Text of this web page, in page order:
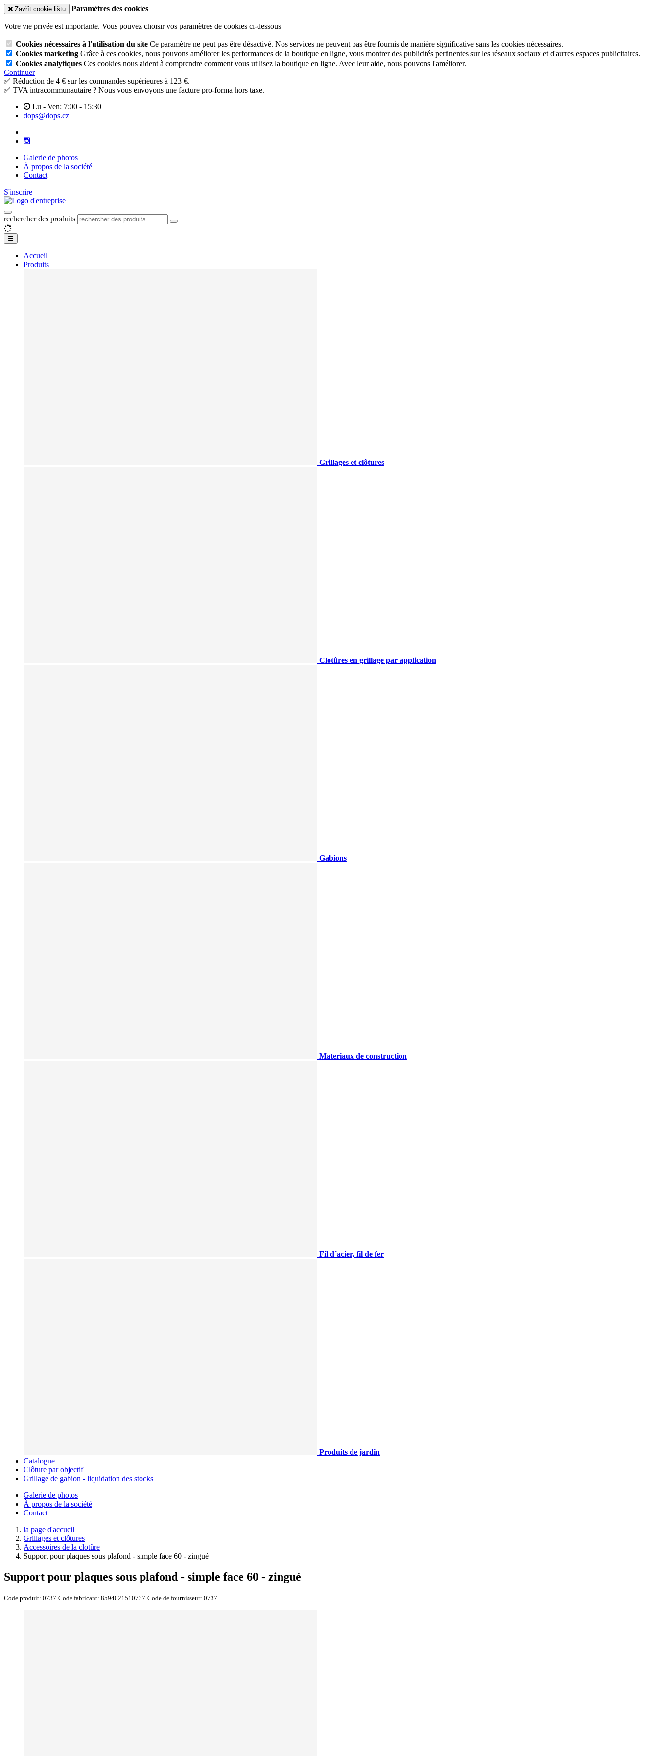
Zavřít cookie lištu Paramètres des cookies
Votre vie privée est importante. Vous pouvez choisir vos paramètres de cookies ci-dessous.
Cookies nécessaires à l'utilisation du site Ce paramètre ne peut pas être désactivé. Nos services ne peuvent pas être fournis de manière significative sans les cookies nécessaires.
Cookies marketing Grâce à ces cookies, nous pouvons améliorer les performances de la boutique en ligne, vous montrer des publicités pertinentes sur les réseaux sociaux et d'autres espaces publicitaires.
Cookies analytiques Ces cookies nous aident à comprendre comment vous utilisez la boutique en ligne. Avec leur aide, nous pouvons l'améliorer.
Continuer
✅ Réduction de 4 € sur les commandes supérieures à 123 €.
✅ TVA intracommunautaire ? Nous vous envoyons une facture pro-forma hors taxe.
Lu - Ven: 7:00 - 15:30
dops@dops.cz
Galerie de photos
À propos de la société
Contact
S'inscrire
rechercher des produits
☰
Accueil
Produits
Grillages et clôtures
Clotûres en grillage par application
Gabions
Materiaux de construction
Fil d´acier, fil de fer
Produits de jardin
Catalogue
Clôture par objectif
Grillage de gabion - liquidation des stocks
Galerie de photos
À propos de la société
Contact
la page d'accueil
Grillages et clôtures
Accessoires de la clotûre
Support pour plaques sous plafond - simple face 60 - zingué
Support pour plaques sous plafond - simple face 60 - zingué
Code produit: 0737 Code fabricant: 8594021510737 Code de fournisseur: 0737